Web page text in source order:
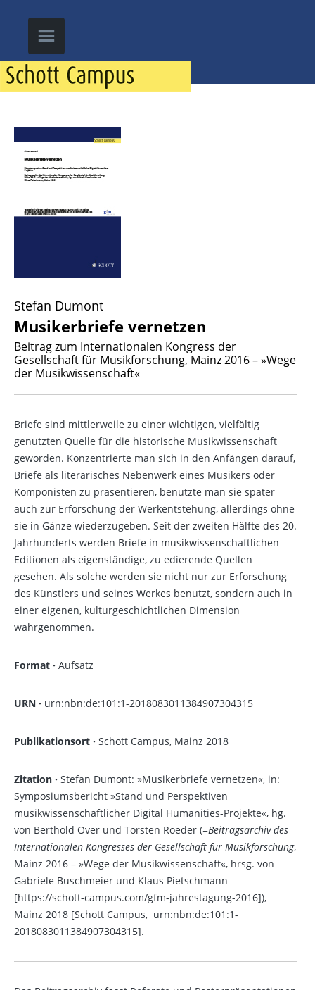
Stefan Dumont
Musikerbriefe vernetzen
Beitrag zum Internationalen Kongress der
Gesellschaft für Musikforschung, Mainz 2016 – »Wege
der Musikwissenschaft«
Briefe sind mittlerweile zu einer wichtigen, vielfältig
genutzten Quelle für die historische Musikwissenschaft
geworden. Konzentrierte man sich in den Anfängen darauf,
Briefe als literarisches Nebenwerk eines Musikers oder
Komponisten zu präsentieren, benutzte man sie später
auch zur Erforschung der Werkentstehung, allerdings ohne
sie in Gänze wiederzugeben. Seit der zweiten Hälfte des 20.
Jahrhunderts werden Briefe in musikwissenschaftlichen
Editionen als eigenständige, zu edierende Quellen
gesehen. Als solche werden sie nicht nur zur Erforschung
des Künstlers und seines Werkes benutzt, sondern auch in
einer eigenen, kulturgeschichtlichen Dimension
wahrgenommen.
Format · Aufsatz
URN · urn:nbn:de:101:1-2018083011384907304315
Publikationsort · Schott Campus, Mainz 2018
Zitation · Stefan Dumont: »Musikerbriefe vernetzen«, in:
Symposiumsbericht »Stand und Perspektiven
musikwissenschaftlicher Digital Humanities-Projekte«, hg.
von Berthold Over und Torsten Roeder (=Beitragsarchiv des
Internationalen Kongresses der Gesellschaft für Musikforschung,
Mainz 2016 – »Wege der Musikwissenschaft«, hrsg. von
Gabriele Buschmeier und Klaus Pietschmann
[https://schott-campus.com/gfm-jahrestagung-2016]),
Mainz 2018 [Schott Campus, urn:nbn:de:101:1-
2018083011384907304315].